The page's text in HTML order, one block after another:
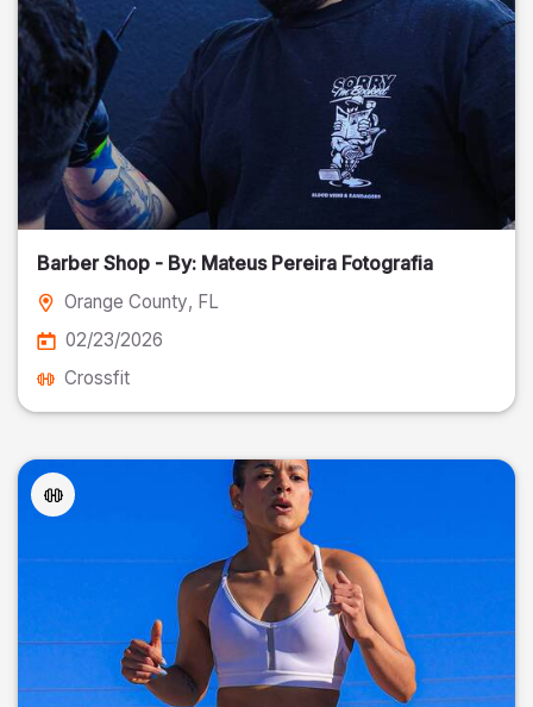
Barber Shop - By: Mateus Pereira Fotografia
Orange County, FL
02/23/2026
Crossfit